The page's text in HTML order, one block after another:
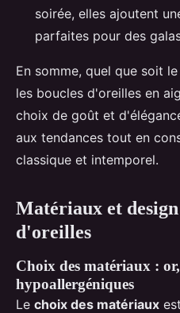
soirée, elles ajoutent
parfaites pour des
En somme, quel que soit
les boucles d'oreilles en
choix de goût et
aux tendances tout en
classique et intemporel.
Matériaux et design
d'oreilles
Choix des matériaux :
hypoallergéniques
Le choix des matériaux